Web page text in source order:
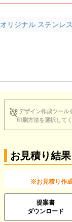
オリジナル ステンレ
デザイン作成ツール
印刷方法を選択して
お見積り結果
※お見積り作
提案書
ダウンロード